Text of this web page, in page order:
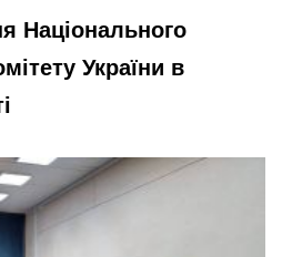
Національного
України в